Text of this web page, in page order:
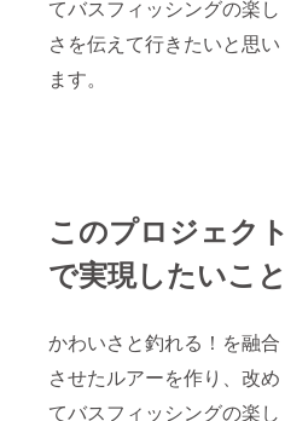
てバスフィッシングの楽し
さを伝えて行きたいと思い
ます。
このプロジェクト
で実現したいこと
かわいさと釣れる！を融合
させたルアーを作り、改め
てバスフィッシングの楽し